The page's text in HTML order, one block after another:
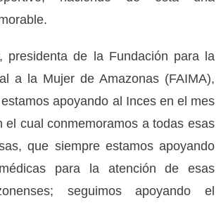
presidenta de la Fundación para la
a la Mujer de Amazonas (FAIMA),
apoyando al Inces en el mes
el cual conmemoramos a todas esas
que siempre estamos apoyando
para la atención de esas
seguimos apoyando el